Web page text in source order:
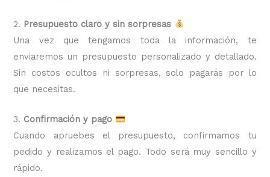
2. Presupuesto claro y sin sorpresas
Una vez que tengamos toda la información, te
enviaremos un presupuesto personalizado y detallado.
Sin costos ocultos ni sorpresas, solo pagarás por lo
que necesitas.
3. Confirmación y pago
Cuando apruebes el presupuesto, confirmamos tu
pedido y realizamos el pago. Todo será muy sencillo y
rápido.